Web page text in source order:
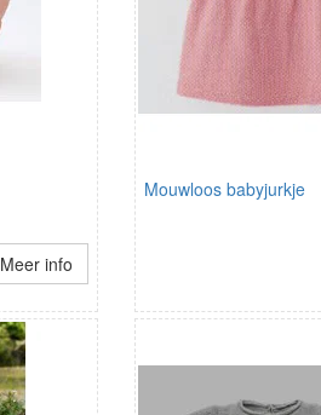
Meer info
Mouwloos babyjurkje